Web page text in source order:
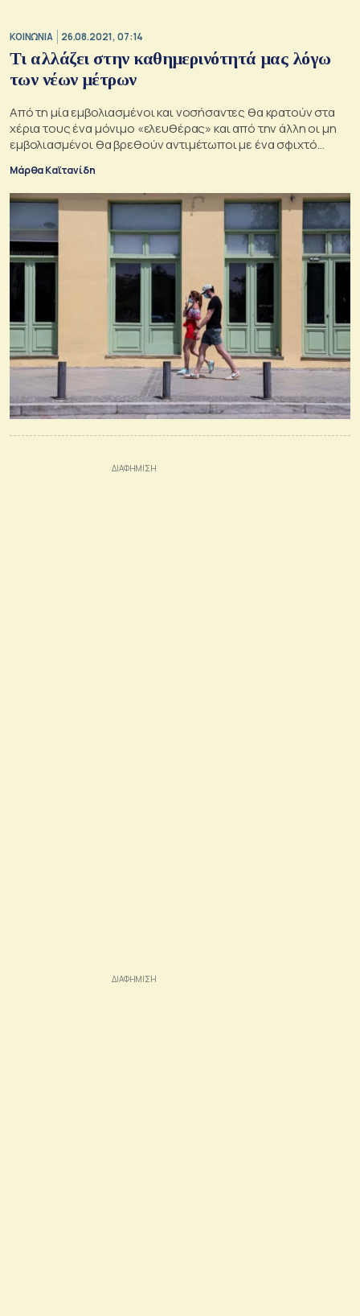
ΚΟΙΝΩΝΙΑ 26.08.2021, 07:14
Τι αλλάζει στην καθημερινότητά μας λόγω
των νέων μέτρων
Από τη μία εμβολιασμένοι και νοσήσαντες θα κρατούν στα
χέρια τους ένα μόνιμο «ελευθέρας» και από την άλλη οι μη
εμβολιασμένοι θα βρεθούν αντιμέτωποι με ένα σφιχτό
περιορισμών
Μάρθα Καϊτανίδη